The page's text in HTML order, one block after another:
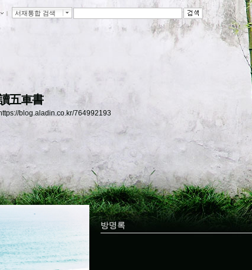
ｌ 서재통합 검색
五車書
https://blog.aladin.co.kr/764992193
방명록